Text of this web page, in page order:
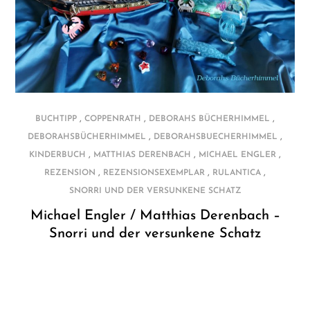
BUCHTIPP , COPPENRATH , DEBORAHS BÜCHERHIMMEL ,
DEBORAHSBÜCHERHIMMEL , DEBORAHSBUECHERHIMMEL ,
KINDERBUCH , MATTHIAS DERENBACH , MICHAEL ENGLER ,
REZENSION , REZENSIONSEXEMPLAR , RULANTICA ,
SNORRI UND DER VERSUNKENE SCHATZ
Michael Engler / Matthias Derenbach –
Snorri und der versunkene Schatz